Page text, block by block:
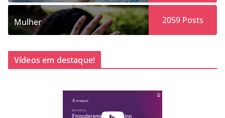
Mulher 2059 Posts
Vídeos em destaque!